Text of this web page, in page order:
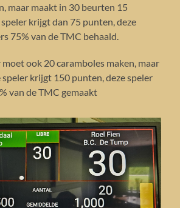
maar maakt in 30 beurten 15
krijgt dan 75 punten, deze
75% van de TMC behaald.
moet ook 20 caramboles maken, maar
speler krijgt 150 punten, deze speler
van de TMC gemaakt